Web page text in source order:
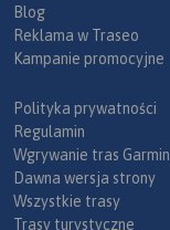
Blog
Reklama w Traseo
Kampanie promocyjne
Polityka prywatności
Regulamin
Wgrywanie tras Garmin
Dawna wersja strony
Wszystkie trasy
Trasy turystyczne